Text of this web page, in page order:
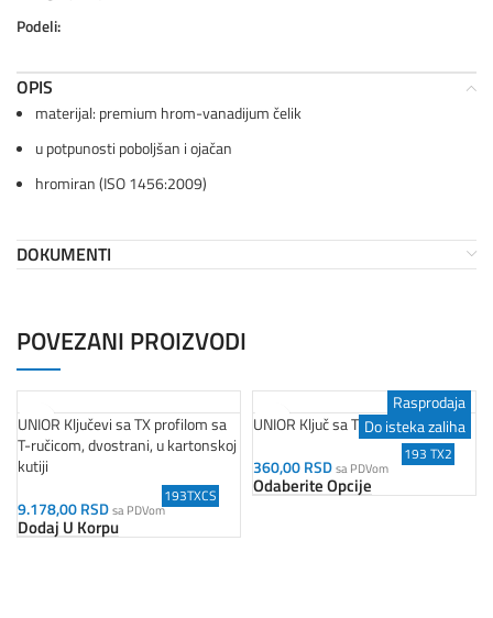
Podeli:
OPIS
materijal: premium hrom-vanadijum čelik
u potpunosti poboljšan i ojačan
hromiran (ISO 1456:2009)
DOKUMENTI
POVEZANI PROIZVODI
UNIOR Ključevi sa TX profilom sa
T-ručicom, dvostrani, u kartonskoj
kutiji
9.178,00RSDsa PDVom
Dodaj U Korpu
193TXCS
Rasprodaja
Do isteka zaliha
UNIOR Ključ sa T ručkom
360,00RSDsa PDVom
Odaberite Opcije
193 TX2